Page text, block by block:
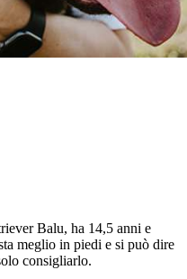
Balu, ha 14,5 anni e
meglio in piedi e si può dire
consigliarlo.